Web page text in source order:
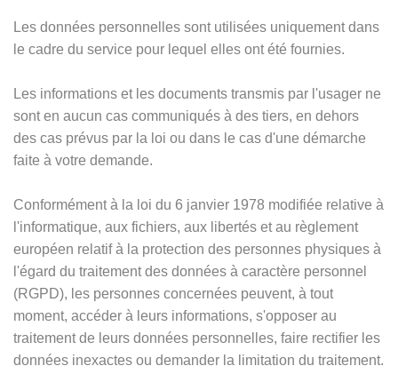
Les données personnelles sont utilisées uniquement dans
le cadre du service pour lequel elles ont été fournies.
Les informations et les documents transmis par l'usager ne
sont en aucun cas communiqués à des tiers, en dehors
des cas prévus par la loi ou dans le cas d'une démarche
faite à votre demande.
Conformément à la loi du 6 janvier 1978 modifiée relative à
l'informatique, aux fichiers, aux libertés et au règlement
européen relatif à la protection des personnes physiques à
l'égard du traitement des données à caractère personnel
(RGPD), les personnes concernées peuvent, à tout
moment, accéder à leurs informations, s'opposer au
traitement de leurs données personnelles, faire rectifier les
données inexactes ou demander la limitation du traitement.